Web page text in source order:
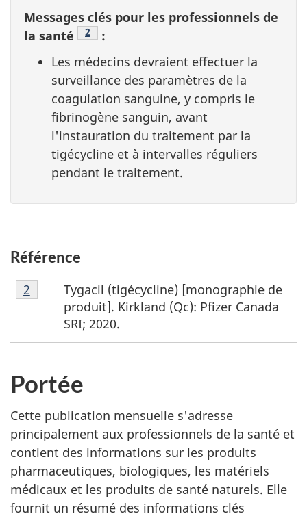
Messages clés pour les professionnels de
la santé
Note de bas de page
2
:
Les médecins devraient effectuer la
surveillance des paramètres de la
coagulation sanguine, y compris le
fibrinogène sanguin, avant
l'instauration du traitement par la
tigécycline et à intervalles réguliers
pendant le traitement.
Référence
Note
de
Tygacil (tigécycline) [monographie de
produit]. Kirkland (Qc): Pfizer Canada
SRI; 2020.
Retour à la référence de la note de bas de page
2
Portée
Cette publication mensuelle s'adresse
principalement aux professionnels de la santé et
contient des informations sur les produits
pharmaceutiques, biologiques, les matériels
médicaux et les produits de santé naturels. Elle
fournit un résumé des informations clés